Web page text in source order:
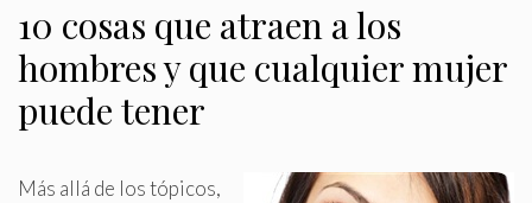
10 cosas que atraen a los
hombres y que cualquier mujer
puede tener
Más allá de los tópicos,